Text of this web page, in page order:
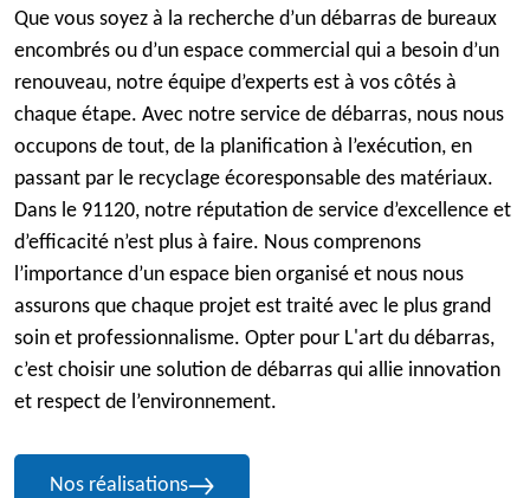
Que vous soyez à la recherche d’un débarras de bureaux
encombrés ou d’un espace commercial qui a besoin d’un
renouveau, notre équipe d’experts est à vos côtés à
chaque étape. Avec notre service de débarras, nous nous
occupons de tout, de la planification à l’exécution, en
passant par le recyclage écoresponsable des matériaux.
Dans le 91120, notre réputation de service d’excellence et
d’efficacité n’est plus à faire. Nous comprenons
l’importance d’un espace bien organisé et nous nous
assurons que chaque projet est traité avec le plus grand
soin et professionnalisme. Opter pour L'art du débarras,
c’est choisir une solution de débarras qui allie innovation
et respect de l’environnement.
Nos réalisations